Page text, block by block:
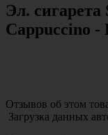
Эл.
Cappuccino
Отзывов об этом
Загрузка данных